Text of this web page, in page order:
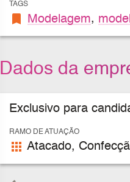
TAGS
bookmark Modelagem,
Dados da
Exclusivo para
RAMO DE ATUAÇÃO
apps Atacado,